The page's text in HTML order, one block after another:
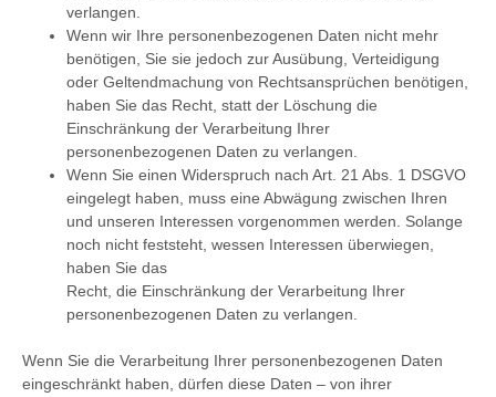
verlangen.
Wenn wir Ihre personenbezogenen Daten nicht mehr
benötigen, Sie sie jedoch zur Ausübung, Verteidigung
oder Geltendmachung von Rechtsansprüchen benötigen,
haben Sie das Recht, statt der Löschung die
Einschränkung der Verarbeitung Ihrer
personenbezogenen Daten zu verlangen.
Wenn Sie einen Widerspruch nach Art. 21 Abs. 1 DSGVO
eingelegt haben, muss eine Abwägung zwischen Ihren
und unseren Interessen vorgenommen werden. Solange
noch nicht feststeht, wessen Interessen überwiegen,
haben Sie das
Recht, die Einschränkung der Verarbeitung Ihrer
personenbezogenen Daten zu verlangen.
Wenn Sie die Verarbeitung Ihrer personenbezogenen Daten
eingeschränkt haben, dürfen diese Daten – von ihrer